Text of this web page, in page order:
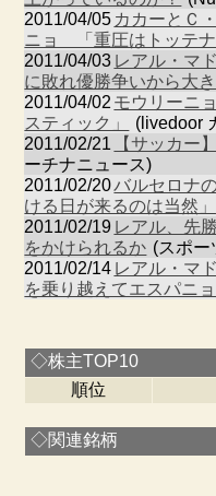
2011/04/05 カカーとＣ
ニョ 「重圧はトッテナ
2011/04/03 レアル・マ
に敗れ優勝争いから大
2011/04/02 モウリーニ
スティック」
(livedoor
2011/02/21
【サッカー
ーチナニュース)
2011/02/20バルセロナ
ける日が来るのは当然」
2011/02/19 レアル、先
をかけられるか (スポー
2011/02/14 レアル・マ
を乗り越えてエスパニ
◇株主TOP10
順位
◇関連銘柄